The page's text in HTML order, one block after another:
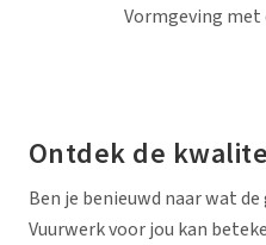
Vormgeving
Ontdek de
Ben je benieuwd naar wat
Vuurwerk voor jou kan